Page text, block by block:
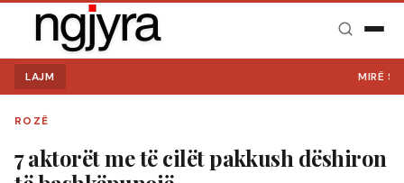
LAJM MIRË SE VINI
ROZË
7 aktorët me të cilët pakkush dëshiron